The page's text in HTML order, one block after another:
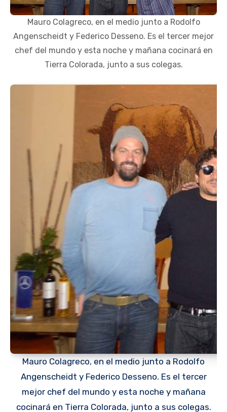
Mauro Colagreco, en el medio junto a Rodolfo
Angenscheidt y Federico Desseno. Es el tercer mejor
chef del mundo y esta noche y mañana cocinará en
Tierra Colorada, junto a sus colegas.
Mauro Colagreco, en el medio junto a Rodolfo
Angenscheidt y Federico Desseno. Es el tercer
mejor chef del mundo y esta noche y mañana
cocinará en Tierra Colorada, junto a sus colegas.